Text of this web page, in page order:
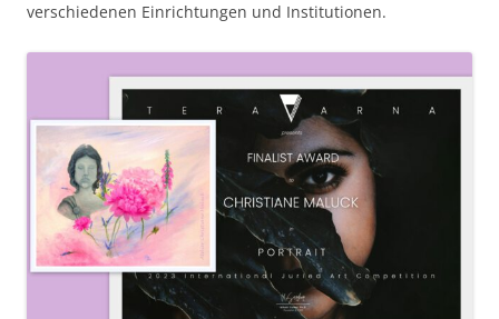
verschiedenen Einrichtungen und Institutionen.